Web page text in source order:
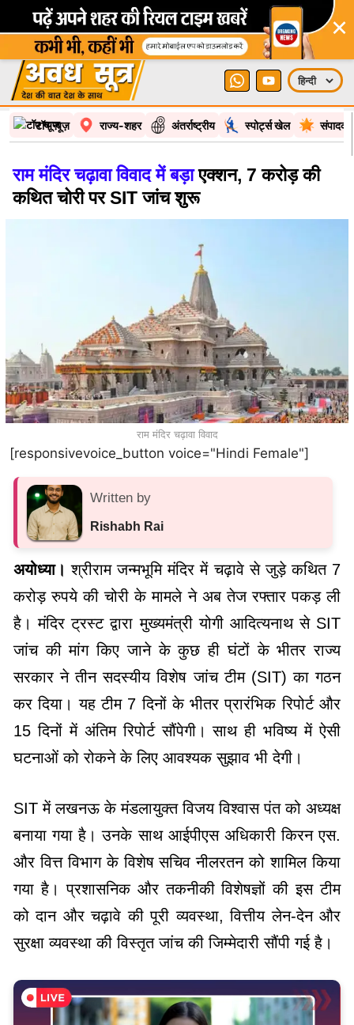
×
टॉप न्यूज़ राज्य-शहर अंतर्राष्ट्रीय स्पोर्ट्स खेल
राम मंदिर चढ़ावा विवाद में बड़ाएक्शन, 7 करोड़ की
कथित चोरी पर SIT जांच शुरू
राम मंदिर चढ़ावा विवाद
[responsivevoice_button voice="Hindi Female"]
Written by
Rishabh Rai
अयोध्या। श्रीराम जन्मभूमि मंदिर में चढ़ावे से जुड़े कथित 7
करोड़ रुपये की चोरी के मामले ने अब तेज रफ्तार पकड़ ली
है। मंदिर ट्रस्ट द्वारा मुख्यमंत्री योगी आदित्यनाथ से SIT
जांच की मांग किए जाने के कुछ ही घंटों के भीतर राज्य
सरकार ने तीन सदस्यीय विशेष जांच टीम (SIT) का गठन
कर दिया। यह टीम 7 दिनों के भीतर प्रारंभिक रिपोर्ट और
15 दिनों में अंतिम रिपोर्ट सौंपेगी। साथ ही भविष्य में ऐसी
घटनाओं को रोकने के लिए आवश्यक सुझाव भी देगी।
SIT में लखनऊ के मंडलायुक्त विजय विश्वास पंत को अध्यक्ष
बनाया गया है। उनके साथ आईपीएस अधिकारी किरन एस.
और वित्त विभाग के विशेष सचिव नीलरतन को शामिल किया
गया है। प्रशासनिक और तकनीकी विशेषज्ञों की इस टीम
को दान और चढ़ावे की पूरी व्यवस्था, वित्तीय लेन-देन और
सुरक्षा व्यवस्था की विस्तृत जांच की जिम्मेदारी सौंपी गई है।